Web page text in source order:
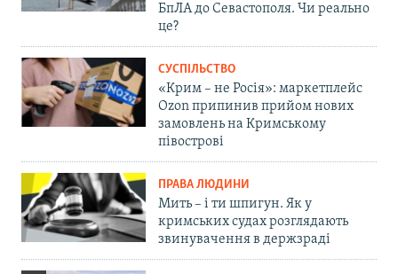
БпЛА до Севастополя. Чи реально
це?
СУСПІЛЬСТВО
«Крим – не Росія»: маркетплейс
Ozon припинив прийом нових
замовлень на Кримському
півострові
ПРАВА ЛЮДИНИ
Мить – і ти шпигун. Як у
кримських судах розглядають
звинувачення в держзраді